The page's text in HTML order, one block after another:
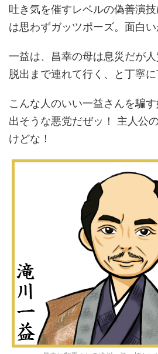
吐き気を催すレベルの偽善演
は思わずガッツポーズ。面白い
一益は、昌幸の母は息災だが
脱出まで連れて行く、と丁寧に
こんな人のいい一益さんを騙
出そうな悪党だぜッ！ 主人公
けどな！